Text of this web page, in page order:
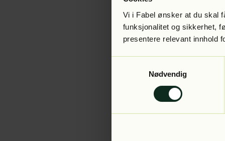
Vi i Fabel ønsker at du skal
funksjonalitet og sikkerhet,
presentere relevant innhold
Nødvendig
Application